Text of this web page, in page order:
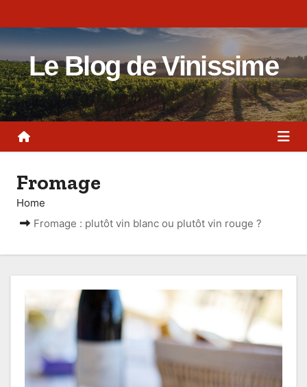
k
i
p
t
o
c
Le Blog de Vinissime
Fromage
Home
Fromage : plutôt vin blanc ou plutôt vin rouge ?